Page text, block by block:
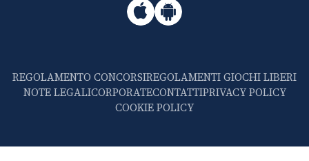
REGOLAMENTO CONCORSIREGOLAMENTI GIOCHI LIBERI
NOTE LEGALICORPORATECONTATTIPRIVACY POLICY
COOKIE POLICY